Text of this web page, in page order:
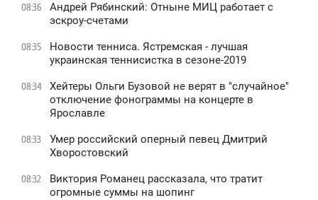
08:36
Андрей Рябинский: Отныне МИЦ работает с
эскроу-счетами
08:35
Новости тенниса. Ястремская - лучшая
украинская теннисистка в сезоне-2019
08:34
Хейтеры Ольги Бузовой не верят в "случайное"
отключение фонограммы на концерте в
Ярославле
08:33
Умер российский оперный певец Дмитрий
Хворостовский
08:32
Виктория Романец рассказала, что тратит
огромные суммы на шопинг